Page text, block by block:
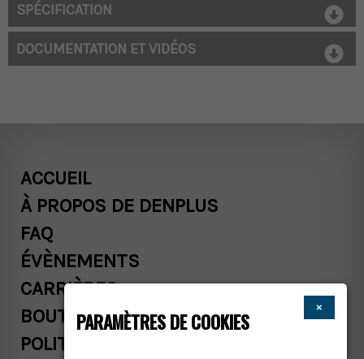
SPÉCIFICATION
DOCUMENTATION ET VIDÉOS
ACCUEIL
À PROPOS DE DENPLUS
FAQ
ÉVÈNEMENTS
CARRIÈRES
BOUTIQUE
POLITIQUES COMMERCIALES
×
PARAMÈTRES DE COOKIES